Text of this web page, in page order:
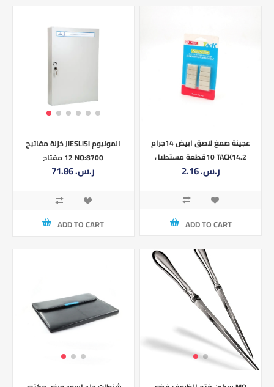
خزنة مفاتيح JIESLISI المونيوم
12 مفتاح NO:8700
71.86 ر.س.‏
ADD TO CART
عجينة صمغ لاصق ابيض 14جرام
10قطعة مستطيل TACK14.2
2.16 ر.س.‏
ADD TO CART